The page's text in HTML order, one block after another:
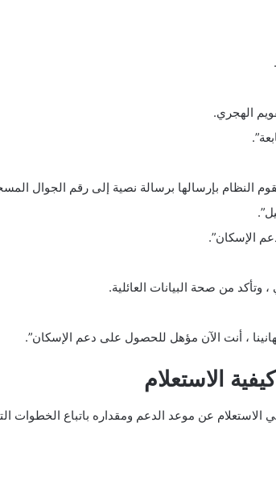
الهجري.
النظام بإرسالها برسالة نصية إلى رقم الجوال
الإسكان”.
وتأكد من صحة البيانات العائلية.
، أنت الآن مؤهل للحصول على دعم الإسكان”.
الاستعلام
عن موعد الدعم ومقداره باتباع الخطوات